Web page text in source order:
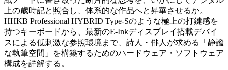
上の歳時記と照合し、体系的な作品へと昇華させるか。
HHKB Professional HYBRID Type-Sのような極上の打鍵感を
持つキーボードから、最新のE-Inkディスプレイ搭載デバイ
スによる低刺激な参照環境まで、詩人・俳人が求める「静謐
な執筆空間」を構築するためのハードウェア・ソフトウェア
構成を詳解する。